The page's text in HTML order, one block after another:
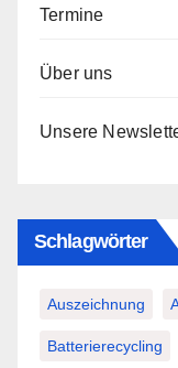
Termine
Über uns
Unsere
Schlagwörter
Auszeichnung
Batterierecycling